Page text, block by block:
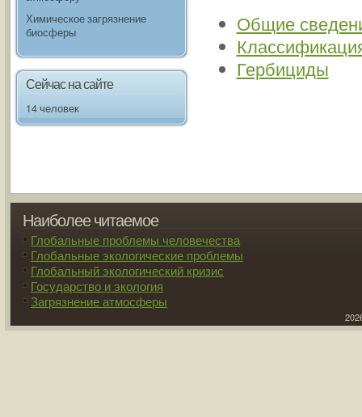
Химическое загрязнение
биосферы
Сейчас на сайте
14 человек
Общие
Гербициды
Наиболее читаемое
Глобальные проблемы человечества
Глобальные экологические проблемы
Глобальный экологический кризис
Государство и экология
Загрязнение атмосферы